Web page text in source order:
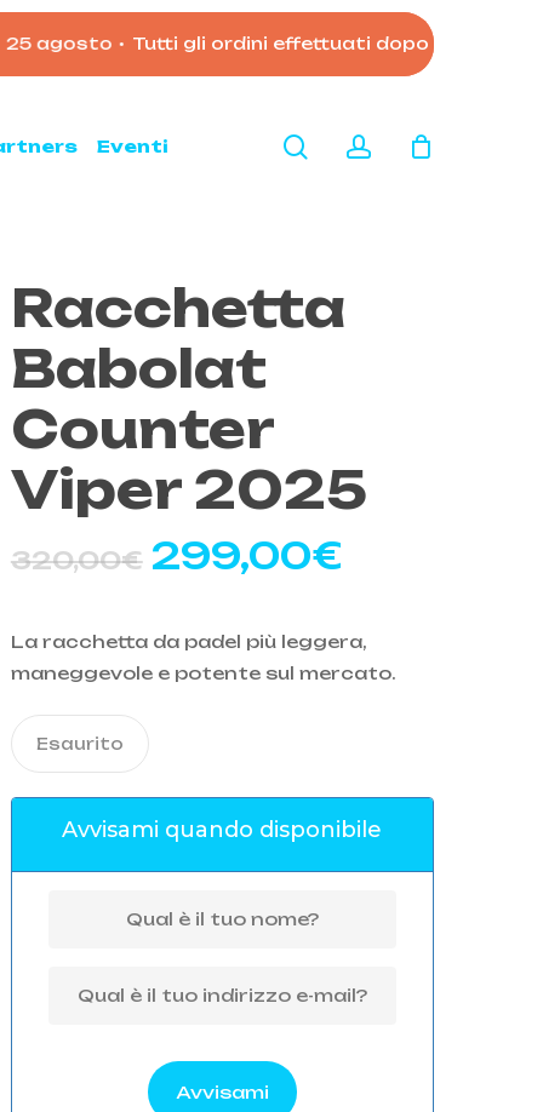
• Tutti gli ordini effettuati dopo le 11:00 del 7
Eventi searchaccount
Racchetta
Babolat
Counter
Viper 2025
320,00€ Il
originale
era:
299,00€
attuale
è:
La racchetta da padel più leggera,
maneggevole e potente sul mercato.
Esaurito
Avvisami quando disponibile
Avvisami